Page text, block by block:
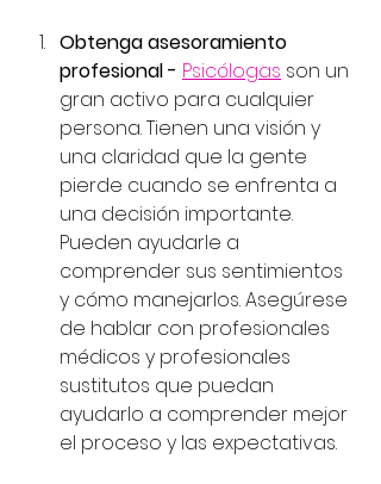
Obtenga asesoramiento
profesional - Psicólogas son un
gran activo para cualquier
persona. Tienen una visión y
una claridad que la gente
pierde cuando se enfrenta a
una decisión importante.
Pueden ayudarle a
comprender sus sentimientos
y cómo manejarlos. Asegúrese
de hablar con profesionales
médicos y profesionales
sustitutos que puedan
ayudarlo a comprender mejor
el proceso y las expectativas.